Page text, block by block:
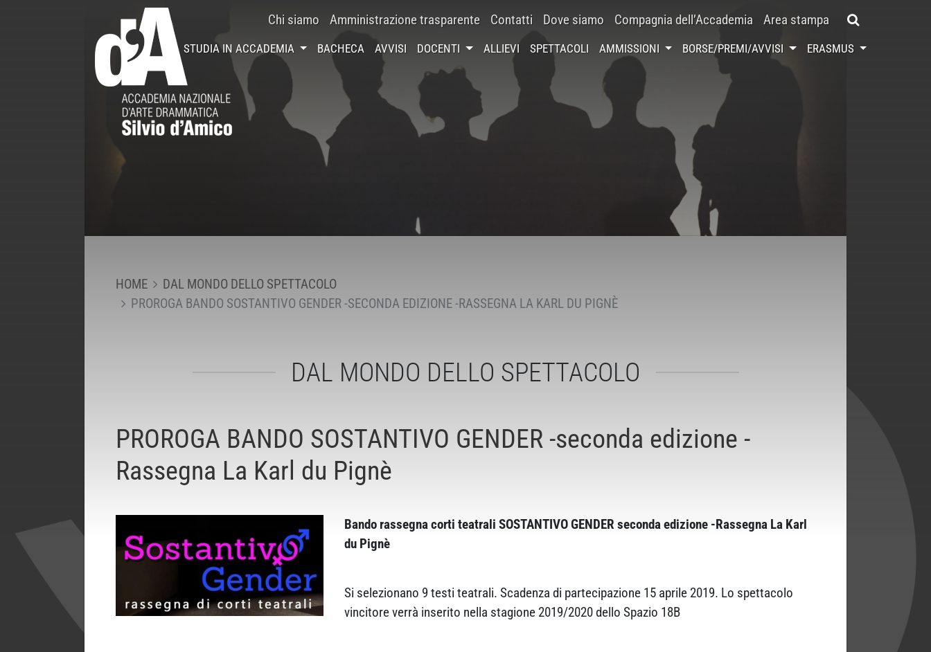
Chi siamo Amministrazione trasparente Contatti Dove siamo Compagnia dell’Accademia Area stampa
STUDIA IN ACCADEMIA BACHECA AVVISI DOCENTI ALLIEVI SPETTACOLI AMMISSIONI BORSE/PREMI/AVVISI ERASMUS
HOME
DAL MONDO DELLO SPETTACOLO
PROROGA BANDO SOSTANTIVO GENDER -SECONDA EDIZIONE -RASSEGNA LA KARL DU PIGNÈ
DAL MONDO DELLO SPETTACOLO
PROROGA BANDO SOSTANTIVO GENDER -seconda edizione -
Rassegna La Karl du Pignè
Bando rassegna corti teatrali SOSTANTIVO GENDER seconda edizione -Rassegna La Karl
du Pignè
Si selezionano 9 testi teatrali. Scadenza di partecipazione 15 aprile 2019. Lo spettacolo
vincitore verrà inserito nella stagione 2019/2020 dello Spazio 18B